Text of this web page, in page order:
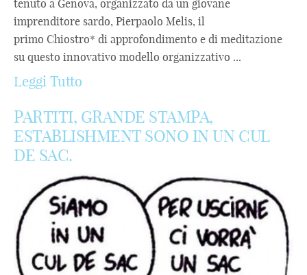
tenuto a Genova, organizzato da un giovane
imprenditore sardo, Pierpaolo Melis, il
primo Chiostro* di approfondimento e di meditazione
su questo innovativo modello organizzativo ...
Leggi Tutto
PARTITI, GRANDE STAMPA,
ESTABLISHMENT SONO IN UN CUL
DE SAC.